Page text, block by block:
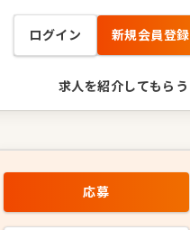
ログイン 新規会員登録
求人を紹介してもらう
応募